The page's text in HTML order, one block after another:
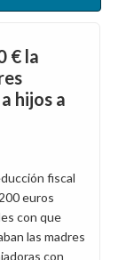
€ la
hijos a
fiscal
euros
con que
las madres
con